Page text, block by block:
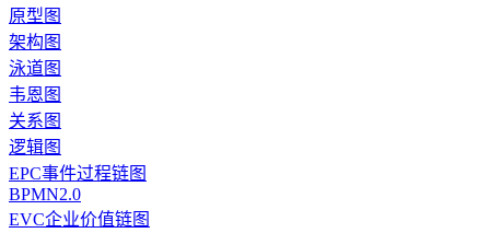
原型图
架构图
泳道图
韦恩图
关系图
逻辑图
EPC事件过程链图
BPMN2.0
EVC企业价值链图